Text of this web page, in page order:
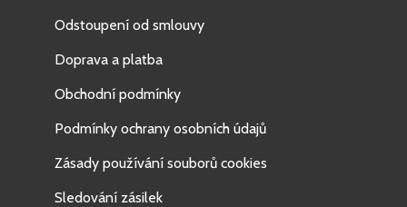
Odstoupení od smlouvy
Doprava a platba
Obchodní podmínky
Podmínky ochrany osobních údajů
Zásady používání souborů cookies
Sledování zásilek